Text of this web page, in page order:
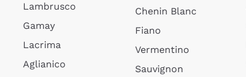
Lambrusco
Gamay
Lacrima
Aglianico
Chenin Blanc
Fiano
Vermentino
Sauvignon